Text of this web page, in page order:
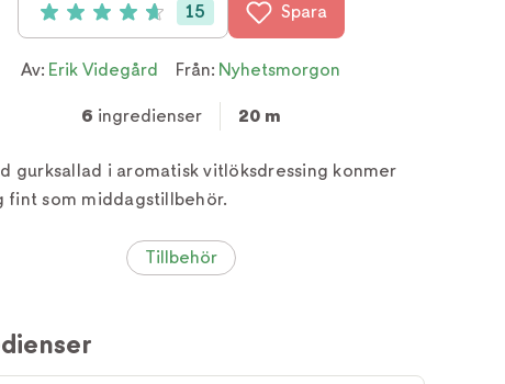
Betyg: 4.7 av 5 (15 röster)
15 Spara
Av: Erik Videgård Från: Nyhetsmorgon
6 ingredienser 20 m
gurksallad i aromatisk vitlöksdressing konmer
fint som middagstillbehör.
Tillbehör